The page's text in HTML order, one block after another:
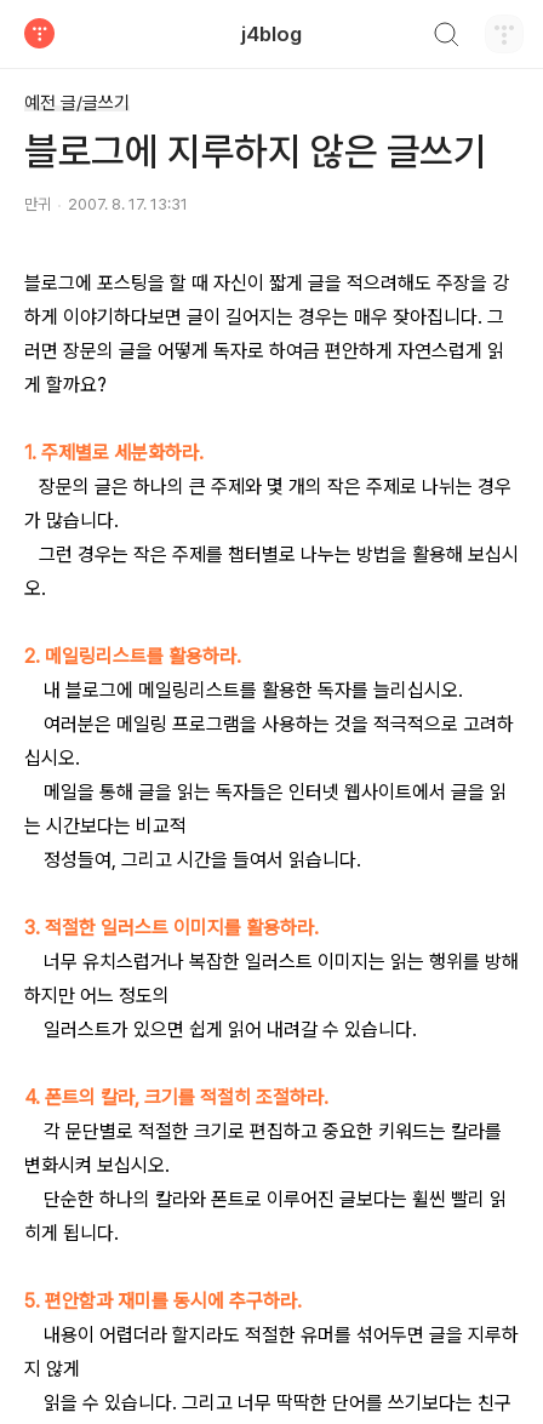
j4blog
예전 글/글쓰기
블로그에 지루하지 않은 글쓰기
만귀 2007. 8. 17. 13:31
블로그에 포스팅을 할 때 자신이 짧게 글을 적으려해도 주장을 강
하게 이야기하다보면 글이 길어지는 경우는 매우 잦아집니다. 그
러면 장문의 글을 어떻게 독자로 하여금 편안하게 자연스럽게 읽
게 할까요?
1. 주제별로 세분화하라.
장문의 글은 하나의 큰 주제와 몇 개의 작은 주제로 나뉘는 경우
가 많습니다.
그런 경우는 작은 주제를 챕터별로 나누는 방법을 활용해 보십시
오.
2. 메일링리스트를 활용하라.
내 블로그에 메일링리스트를 활용한 독자를 늘리십시오.
여러분은 메일링 프로그램을 사용하는 것을 적극적으로 고려하
십시오.
메일을 통해 글을 읽는 독자들은 인터넷 웹사이트에서 글을 읽
는 시간보다는 비교적
정성들여, 그리고 시간을 들여서 읽습니다.
3. 적절한 일러스트 이미지를 활용하라.
너무 유치스럽거나 복잡한 일러스트 이미지는 읽는 행위를 방해
하지만 어느 정도의
일러스트가 있으면 쉽게 읽어 내려갈 수 있습니다.
4. 폰트의 칼라, 크기를 적절히 조절하라.
각 문단별로 적절한 크기로 편집하고 중요한 키워드는 칼라를
변화시켜 보십시오.
단순한 하나의 칼라와 폰트로 이루어진 글보다는 휠씬 빨리 읽
히게 됩니다.
5. 편안함과 재미를 동시에 추구하라.
내용이 어렵더라 할지라도 적절한 유머를 섞어두면 글을 지루하
지 않게
읽을 수 있습니다. 그리고 너무 딱딱한 단어를 쓰기보다는 친구